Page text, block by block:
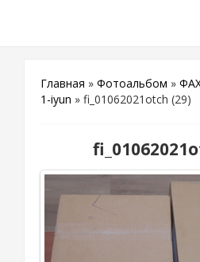
Главная » Фотоальбом »
1-iyun » fi_01062021otch (29)